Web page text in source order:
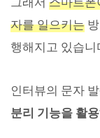
자를 일으키는
행해지고 있습니
인터뷰의 문자
분리 기능을 활